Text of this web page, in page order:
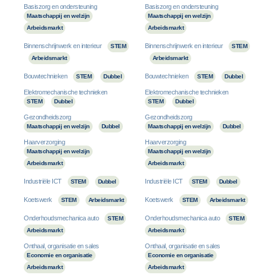
Basiszorg en ondersteuning
Maatschappij en welzijn
Arbeidsmarkt
Binnenschrijnwerk en interieur
STEM
Arbeidsmarkt
Bouwtechnieken STEM Dubbel
Elektromechanische technieken
STEM Dubbel
Gezondheidszorg
Maatschappij en welzijn Dubbel
Haarverzorging
Maatschappij en welzijn
Arbeidsmarkt
Industriële ICT STEM Dubbel
Koetswerk STEM Arbeidsmarkt
Onderhoudsmechanica auto
STEM
Arbeidsmarkt
Onthaal, organisatie en sales
Economie en organisatie
Arbeidsmarkt
Basiszorg en ondersteuning
Maatschappij en welzijn
Arbeidsmarkt
Binnenschrijnwerk en interieur
STEM
Arbeidsmarkt
Bouwtechnieken STEM Dubbel
Elektromechanische technieken
STEM Dubbel
Gezondheidszorg
Maatschappij en welzijn Dubbel
Haarverzorging
Maatschappij en welzijn
Arbeidsmarkt
Industriële ICT STEM Dubbel
Koetswerk STEM Arbeidsmarkt
Onderhoudsmechanica auto
STEM
Arbeidsmarkt
Onthaal, organisatie en sales
Economie en organisatie
Arbeidsmarkt